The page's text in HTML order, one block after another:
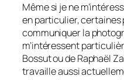
Même si je ne
en particulier,
communiquer la
m’intéressent
Bossut ou de Raphaël
travaille aussi